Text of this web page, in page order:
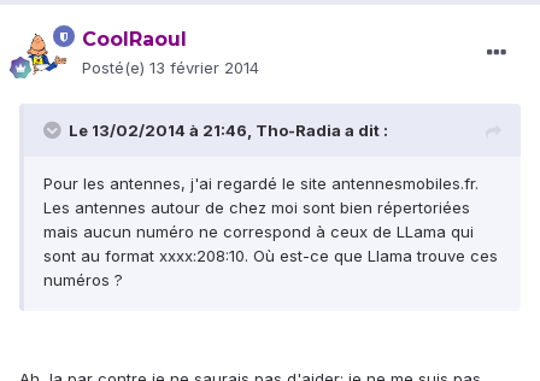
CoolRaoul
Posté(e) 13 février 2014
Le 13/02/2014 à 21:46, Tho-Radia a dit :
Pour les antennes, j'ai regardé le site antennesmobiles.fr.
Les antennes autour de chez moi sont bien répertoriées
mais aucun numéro ne correspond à ceux de LLama qui
sont au format xxxx:208:10. Où est-ce que Llama trouve ces
numéros ?